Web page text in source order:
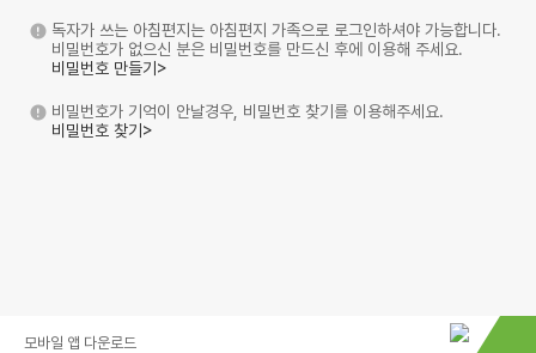
독자가 쓰는 아침편지는 아침편지 가족으로 로그인하셔야 가능합니다.
비밀번호가 없으신 분은 비밀번호를 만드신 후에 이용해 주세요.
비밀번호 만들기>
비밀번호가 기억이 안날경우, 비밀번호 찾기를 이용해주세요.
비밀번호 찾기>
모바일 앱 다운로드